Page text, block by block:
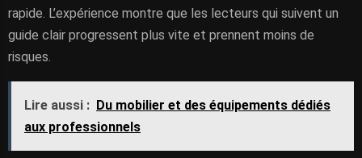
rapide. L’expérience montre que les lecteurs qui suivent un
guide clair progressent plus vite et prennent moins de
risques.
Lire aussi : Du mobilier et des équipements dédiés
aux professionnels